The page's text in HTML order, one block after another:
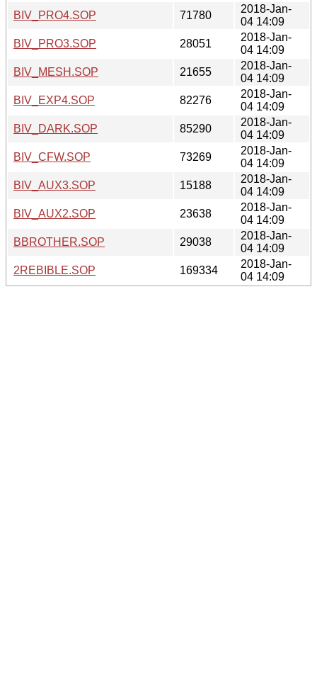
BIV_PRO4.SOP
71780
2018-Jan-
04 14:09
BIV_PRO3.SOP
28051
2018-Jan-
04 14:09
BIV_MESH.SOP
21655
2018-Jan-
04 14:09
BIV_EXP4.SOP
82276
2018-Jan-
04 14:09
BIV_DARK.SOP
85290
2018-Jan-
04 14:09
BIV_CFW.SOP
73269
2018-Jan-
04 14:09
BIV_AUX3.SOP
15188
2018-Jan-
04 14:09
BIV_AUX2.SOP
23638
2018-Jan-
04 14:09
BBROTHER.SOP
29038
2018-Jan-
04 14:09
2REBIBLE.SOP
169334
2018-Jan-
04 14:09